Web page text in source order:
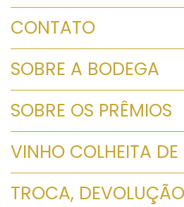
CONTATO
SOBRE A BODEGA
SOBRE OS PRÊMIOS
VINHO COLHEITA
TROCA,